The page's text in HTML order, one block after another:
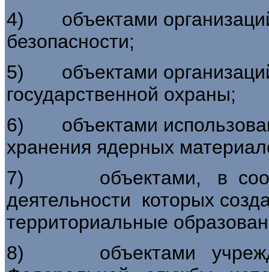
4) объектами
безопасности;
5) объектами
государственной охраны;
6) объектами
хранения ядерных
7) объектами, в
деятельности которых
территориальные
8) объектами